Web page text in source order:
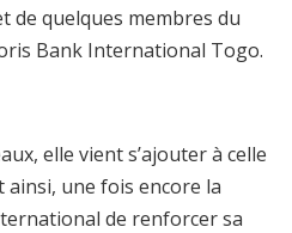
de quelques membres du
Bank International Togo.
elle vient s’ajouter à celle
ainsi, une fois encore la
de renforcer sa